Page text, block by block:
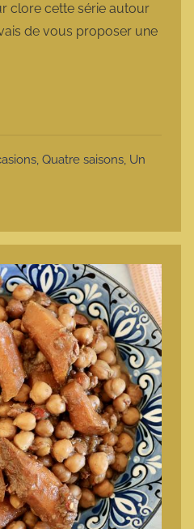
r
m
t
clore cette série autour
de vous proposer une
, Quatre saisons, Un